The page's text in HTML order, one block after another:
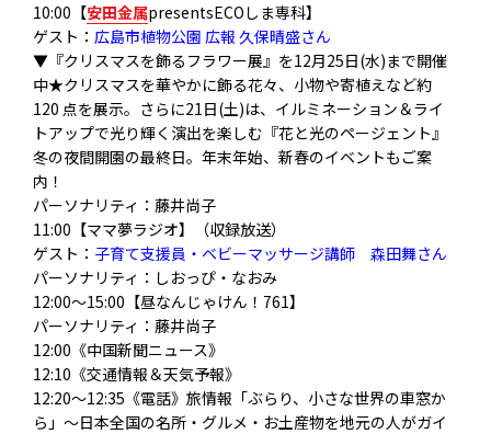
10:00【安田金属presentsECOしま専科】
ゲスト： 広島市植物公園 広報 久保晴盛さん
▼『クリスマスを飾るフラワー展』を12月25日(水)まで開催
中★クリスマスを華やかに飾る花々、小物や寄植えなど約
120 点を展示。さらに21日(土)は、イルミネーション＆ライ
トアップで光り輝く演出を楽しむ『花と光のページェント』
冬の夜間開園の最終日。年末年始、新春のイベントもご案
内！
パーソナリティ：藤井尚子
11:00【ママ夢ラジオ】（収録放送）
ゲスト： 子育て支援員・ベビーマッサージ講師 森田舞さん
パーソナリティ：しおっぴ・なおみ
12:00～15:00【昼なんじゃけん！761】
パーソナリティ：藤井尚子
12:00《中国新聞ニュース》
12:10《交通情報＆天気予報》
12:20〜12:35《電話》旅情報「ぶらり、小さな世界の車窓か
ら」〜日本全国の名所・グルメ・お土産物を地元の人がガイ